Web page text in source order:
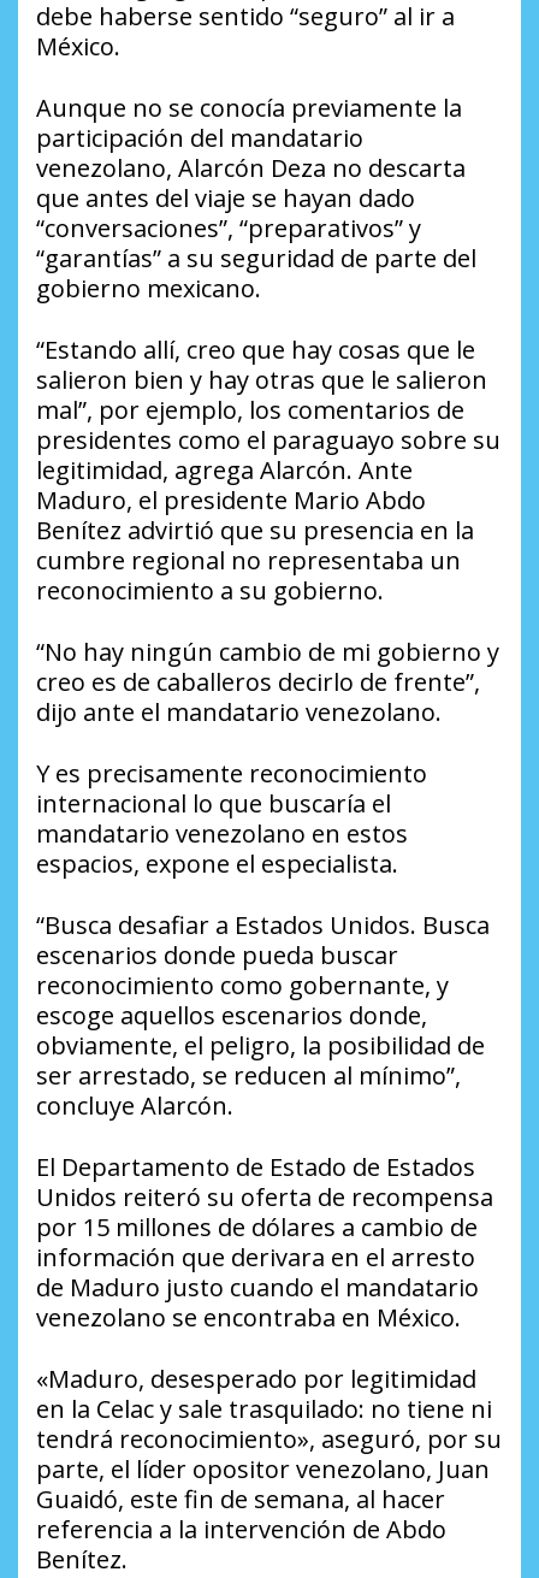
debe haberse sentido “seguro” al ir a
México.
Aunque no se conocía previamente la
participación del mandatario
venezolano, Alarcón Deza no descarta
que antes del viaje se hayan dado
“conversaciones”, “preparativos” y
“garantías” a su seguridad de parte del
gobierno mexicano.
“Estando allí, creo que hay cosas que le
salieron bien y hay otras que le salieron
mal”, por ejemplo, los comentarios de
presidentes como el paraguayo sobre su
legitimidad, agrega Alarcón. Ante
Maduro, el presidente Mario Abdo
Benítez advirtió que su presencia en la
cumbre regional no representaba un
reconocimiento a su gobierno.
“No hay ningún cambio de mi gobierno y
creo es de caballeros decirlo de frente”,
dijo ante el mandatario venezolano.
Y es precisamente reconocimiento
internacional lo que buscaría el
mandatario venezolano en estos
espacios, expone el especialista.
“Busca desafiar a Estados Unidos. Busca
escenarios donde pueda buscar
reconocimiento como gobernante, y
escoge aquellos escenarios donde,
obviamente, el peligro, la posibilidad de
ser arrestado, se reducen al mínimo”,
concluye Alarcón.
El Departamento de Estado de Estados
Unidos reiteró su oferta de recompensa
por 15 millones de dólares a cambio de
información que derivara en el arresto
de Maduro justo cuando el mandatario
venezolano se encontraba en México.
«Maduro, desesperado por legitimidad
en la Celac y sale trasquilado: no tiene ni
tendrá reconocimiento», aseguró, por su
parte, el líder opositor venezolano, Juan
Guaidó, este fin de semana, al hacer
referencia a la intervención de Abdo
Benítez.